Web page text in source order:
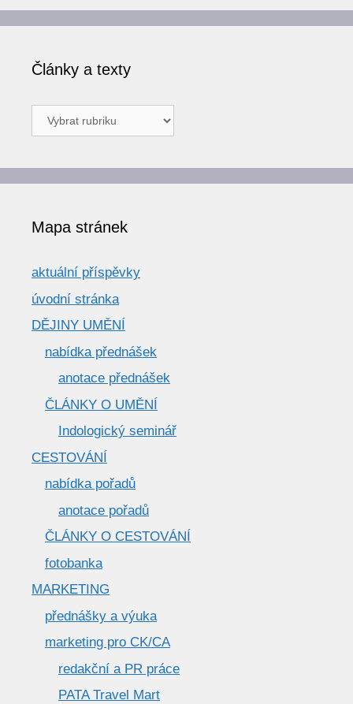
Články a texty
Články
a
Mapa stránek
aktuální příspěvky
úvodní stránka
DĚJINY UMĚNÍ
nabídka přednášek
anotace přednášek
ČLÁNKY O UMĚNÍ
Indologický seminář
CESTOVÁNÍ
nabídka pořadů
anotace pořadů
ČLÁNKY O CESTOVÁNÍ
fotobanka
MARKETING
přednášky a výuka
marketing pro CK/CA
redakční a PR práce
PATA Travel Mart